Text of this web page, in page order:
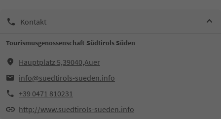
Kontakt
Tourismusgenossenschaft Südtirols Süden
Hauptplatz 5,39040,Auer
info@suedtirols-sueden.info
+39 0471 810231
http://www.suedtirols-sueden.info